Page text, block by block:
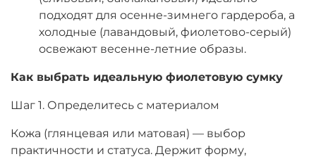
подходят для осенне-зимнего гардероба, а
холодные (лавандовый, фиолетово-серый)
освежают весенне-летние образы.
Как выбрать идеальную фиолетовую сумку
Шаг 1. Определитесь с материалом
Кожа (глянцевая или матовая) — выбор
практичности и статуса. Держит форму,